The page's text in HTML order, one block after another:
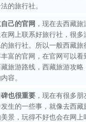
的旅行社。
己的官网 ，现在去西藏
网上联系好旅行社，很多
旅行社。所以一般西藏
富的官网，在官网可以看
旅游路线，西藏旅游攻略
容。
也很重要 ，现在有很多
生的一些事，就像去西藏
景，玩得不好也会在网上